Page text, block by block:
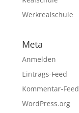
Werkrealschule
Meta
Anmelden
Eintrags-Feed
Kommentar-Feed
WordPress.org